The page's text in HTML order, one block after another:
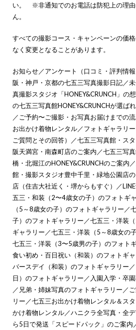
い。 ※非通知でのお電話は防犯上の理由
ん。
すべての撮影コース・キャンペーンの価
なく変更となることがあります。
お知らせ／アンケート（口コミ・評判情報
阪・神戸・京都の七五三写真撮影日記／
真撮影スタジオ「HONEY&CRUNCH」の
の七五三写真館HONEY&CRUNCHが選ば
／ ご予約〜ご撮影・お写真お届けまでの
お出かけ着物レンタル／フォトギャラリ
ご質問とその回答）
／七五三写真館・ス
阪天満宮・南森町店のご案内 ／七五三写
橋・北堀江のHONEY&CRUNCHのご案内 ／
館・撮影スタジオ豊中千里・緑地公園店
店（住吉大社近く・堺からもすぐ）
／
五三・和装（2〜4歳女の子）のフォトギ
（5～8歳女の子）のフォトギャラリー ／
子）のフォトギャラリー ／七五三・洋装
ギャラリー ／七五三・洋装（5～8歳女の
七五三・洋装（3〜5歳男の子）のフォト
食い初め・百日祝い（和装）のフォトギ
バースデイ（和装）のフォトギャラリー ／
日）のフォトギャラリー ／ 入園入学・卒
／ 兄弟・姉妹写真のフォトギャラリー ／
リー ／七五三お出かけ着物レンタル＆ス
かけ着物レンタル／ハニクラ全写真・全
ら5日で発送「スピードパック」のご案内